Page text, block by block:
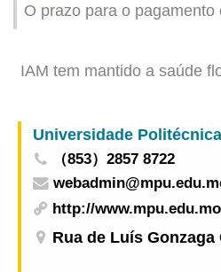
O prazo para o pagamento
Predial Urbana,
IAM tem mantido a saúde
Universidade
（853）2857 8722
http://www.mpu.edu.mo
Rua de Luís Gonzaga